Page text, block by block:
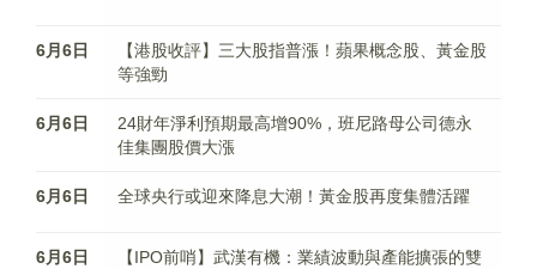
6月6日
【港股收評】三大股指普漲！蘋果概念股、黃金股
等強勁
6月6日
24財年淨利預期最高增90%，班尼路母公司德永
佳集團股價大漲
6月6日 全球央行或迎來降息大潮！黃金股再度集體活躍
6月6日
【IPO前哨】武漢有機：業績波動與產能擴張的雙